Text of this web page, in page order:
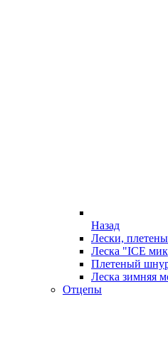
Назад
Лески,
Леска "ICE
Плетеный
Леска зимняя
Отцепы